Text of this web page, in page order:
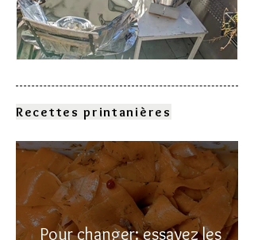
Comment choisir son four
solaire?
Recettes printanières
Pour changer: essayez les